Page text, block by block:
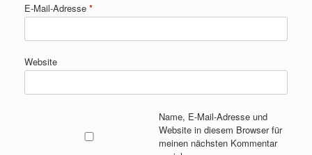
E-Mail-Adresse *
Website
Name, E-Mail-Adresse und
Website in diesem Browser für
meinen nächsten Kommentar